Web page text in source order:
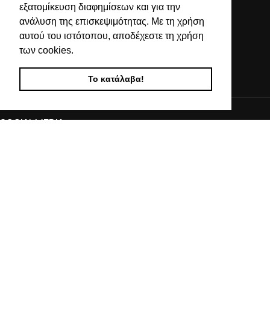
εξατομίκευση διαφημίσεων και για την
ανάλυση της επισκεψιμότητας. Με τη χρήση
αυτού του ιστότοπου, αποδέχεστε τη χρήση
των cookies.
Το κατάλαβα!
Θεσσαλονίκη
2310 839 188
2310 850 606
info@kostelo.gr
SOCIAL MEDIA